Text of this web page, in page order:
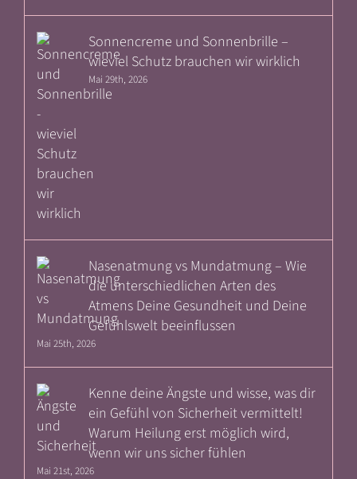
Sonnencreme und Sonnenbrille –
wieviel Schutz brauchen wir wirklich
Mai 29th, 2026
Nasenatmung vs Mundatmung – Wie
die unterschiedlichen Arten des
Atmens Deine Gesundheit und Deine
Gefühlswelt beeinflussen
Mai 25th, 2026
Kenne deine Ängste und wisse, was dir
ein Gefühl von Sicherheit vermittelt!
Warum Heilung erst möglich wird,
wenn wir uns sicher fühlen
Mai 21st, 2026